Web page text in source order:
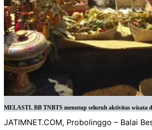
MELASTI. BB TNBTS menutup seluruh aktivitas wisata
JATIMNET.COM, Probolinggo – Balai